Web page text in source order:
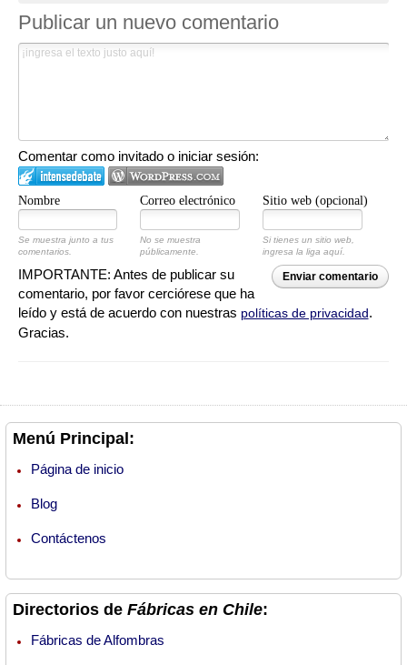
Publicar un nuevo comentario
Comentar como invitado o iniciar sesión:
Nombre Correo electrónico Sitio web (opcional)
Se muestra junto a tus
comentarios.
No se muestra
públicamente.
Si tienes un sitio web,
ingresa la liga aquí.
Enviar comentario
IMPORTANTE: Antes de publicar su
comentario, por favor cerciórese que ha
leído y está de acuerdo con nuestras políticas de privacidad.
Gracias.
Menú Principal:
Página de inicio
Blog
Contáctenos
Directorios de Fábricas en Chile:
Fábricas de Alfombras